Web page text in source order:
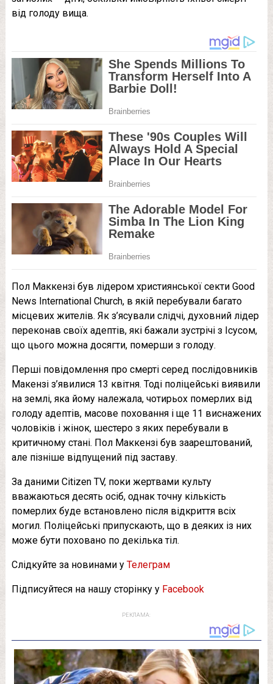
від голоду вища.
Пол Маккензі був лідером християнської секти Good
News International Church, в якій перебували багато
місцевих жителів. Як з’ясували слідчі, духовний лідер
переконав своїх адептів, які бажали зустрічі з Ісусом,
що цього можна досягти, померши з голоду.
Перші повідомлення про смерті серед послідовників
Макензі з’явилися 13 квітня. Тоді поліцейські виявили
на землі, яка йому належала, чотирьох померлих від
голоду адептів, масове поховання і ще 11 виснажених
чоловіків і жінок, шестеро з яких перебували в
критичному стані. Пол Маккензі був заарештований,
але пізніше відпущений під заставу.
За даними Citizen TV, поки жертвами культу
вважаються десять осіб, однак точну кількість
померлих буде встановлено після відкриття всіх
могил. Поліцейські припускають, що в деяких із них
може бути поховано по декілька тіл.
Слідкуйте за новинами у Телеграм
Підписуйтеся на нашу сторінку у Facebook
РЕКЛАМА: